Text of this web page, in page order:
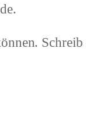
Schreib